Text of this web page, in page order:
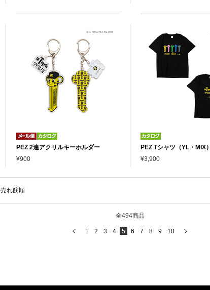
PEZ 2連アクリルキーホルダー
¥900
PEZ Tシャツ（YL・MIX）
¥3,900
売れ筋順
全494商品
1 2 3 4 5 6 7 8 9 10